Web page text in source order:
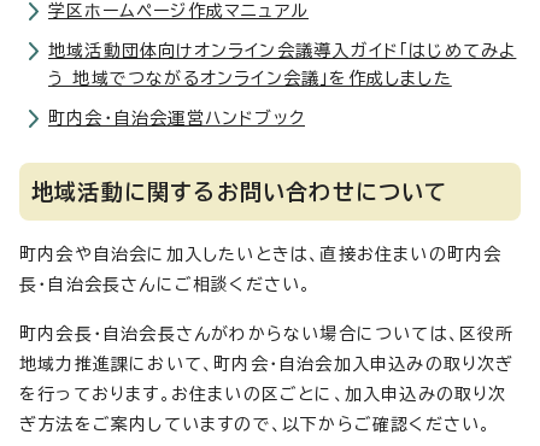
学区ホームページ作成マニュアル
地域活動団体向けオンライン会議導入ガイド「はじめてみよ
う 地域でつながるオンライン会議」を作成しました
町内会・自治会運営ハンドブック
地域活動に関するお問い合わせについて
町内会や自治会に加入したいときは、直接お住まいの町内会
長・自治会長さんにご相談ください。
町内会長・自治会長さんがわからない場合については、区役所
地域力推進課において、町内会・自治会加入申込みの取り次ぎ
を行っております。お住まいの区ごとに、加入申込みの取り次
ぎ方法をご案内していますので、以下からご確認ください。